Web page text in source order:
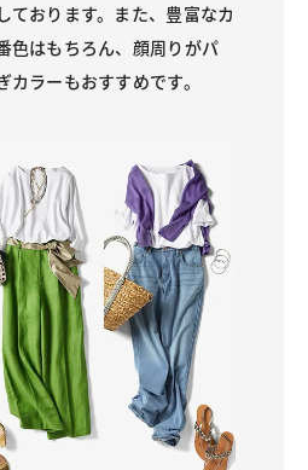
ております。また、豊富なカ
色はもちろん、顔周りがパ
ラーもおすすめです。